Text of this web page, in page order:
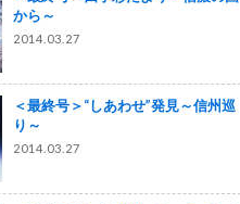
から～
2014.03.27
＜最終号＞“しあわせ”発見～信州巡
り～
2014.03.27